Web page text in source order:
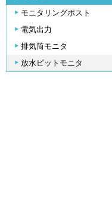
モニタリングポスト
電気出力
排気筒モニタ
放水ピットモニタ